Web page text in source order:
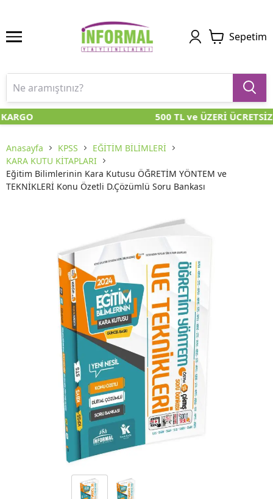
Sepetim
500 TL ve ÜZERİ ÜCRETSİZ
Anasayfa KPSS
EĞİTİM BİLİMLERİ
KARA KUTU KİTAPLARI
Eğitim Bilimlerinin Kara Kutusu ÖĞRETİM YÖNTEM ve
TEKNİKLERİ Konu Özetli D.Çözümlü Soru Bankası